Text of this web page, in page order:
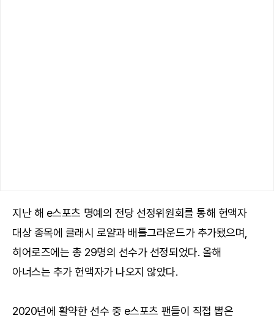
지난 해 e스포츠 명예의 전당 선정위원회를 통해 헌액자
대상 종목에 클래시 로얄과 배틀그라운드가 추가됐으며,
히어로즈에는 총 29명의 선수가 선정되었다. 올해
아너스는 추가 헌액자가 나오지 않았다.
2020년에 활약한 선수 중 e스포츠 팬들이 직접 뽑은